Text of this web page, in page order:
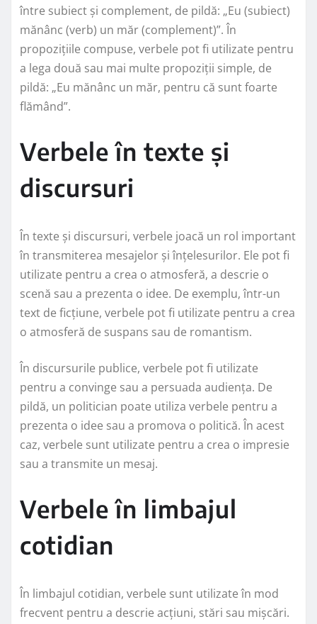
între subiect și complement, de pildă: „Eu (subiect)
mănânc (verb) un măr (complement)”. În
propozițiile compuse, verbele pot fi utilizate pentru
a lega două sau mai multe propoziții simple, de
pildă: „Eu mănânc un măr, pentru că sunt foarte
flămând”.
Verbele în texte și
discursuri
În texte și discursuri, verbele joacă un rol important
în transmiterea mesajelor și înțelesurilor. Ele pot fi
utilizate pentru a crea o atmosferă, a descrie o
scenă sau a prezenta o idee. De exemplu, într-un
text de ficțiune, verbele pot fi utilizate pentru a crea
o atmosferă de suspans sau de romantism.
În discursurile publice, verbele pot fi utilizate
pentru a convinge sau a persuada audiența. De
pildă, un politician poate utiliza verbele pentru a
prezenta o idee sau a promova o politică. În acest
caz, verbele sunt utilizate pentru a crea o impresie
sau a transmite un mesaj.
Verbele în limbajul
cotidian
În limbajul cotidian, verbele sunt utilizate în mod
frecvent pentru a descrie acțiuni, stări sau mișcări.